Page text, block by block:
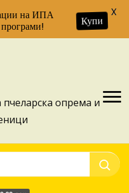
опрема и
на ИПА
Купи
X